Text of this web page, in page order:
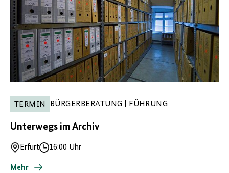
TERMIN BÜRGERBERATUNG | FÜHRUNG
Unterwegs im Archiv
Ort
Erfurt
Uhrzeit
16:00 Uhr
Mehr